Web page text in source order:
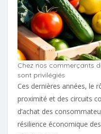
Chez nos commerçants
sont privilégiés
Ces dernières années, le
proximité et des circuits
d’achat des
résilience économique